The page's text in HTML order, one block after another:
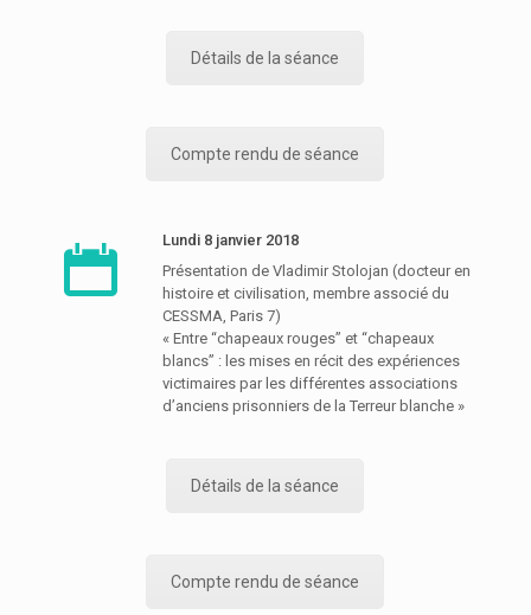
Détails de la séance
Compte rendu de séance
Lundi 8 janvier 2018
Présentation de Vladimir Stolojan (docteur en
histoire et civilisation, membre associé du
CESSMA, Paris 7)
« Entre “chapeaux rouges” et “chapeaux
blancs” : les mises en récit des expériences
victimaires par les différentes associations
d’anciens prisonniers de la Terreur blanche »
Détails de la séance
Compte rendu de séance